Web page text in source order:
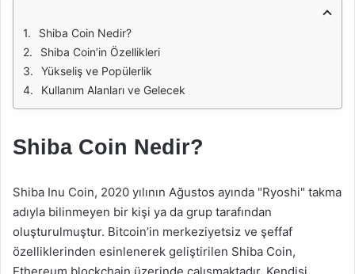
Shiba Coin Nedir?
Shiba Coin’in Özellikleri
Yükseliş ve Popülerlik
Kullanım Alanları ve Gelecek
Shiba Coin Nedir?
Shiba Inu Coin, 2020 yılının Ağustos ayında "Ryoshi" takma
adıyla bilinmeyen bir kişi ya da grup tarafından
oluşturulmuştur. Bitcoin’in merkeziyetsiz ve şeffaf
özelliklerinden esinlenerek geliştirilen Shiba Coin,